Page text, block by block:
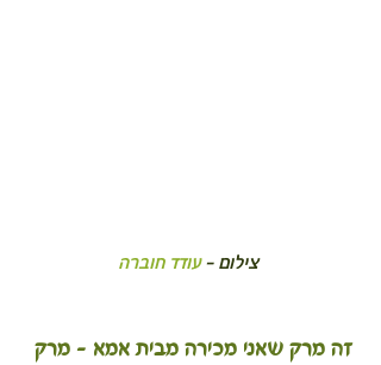
צילום - עודד חוברה
זה מרק שאני מכירה מבית אמא - מרק